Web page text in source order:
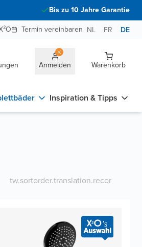
Bis zu 10 Jahre Garantie
Termin vereinbaren NL FR DE
Anmelden Warenkorb
Inspiration & Tipps